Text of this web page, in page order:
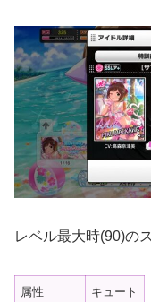
レベル最大時(90)の
属性 キュート